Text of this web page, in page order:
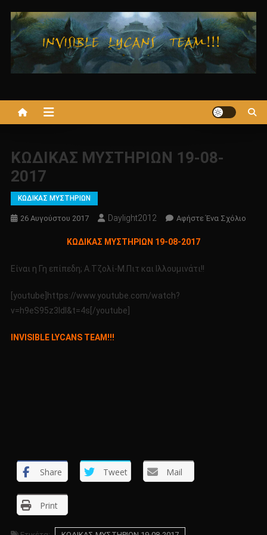
στο
περιεχόμενο
ΚΩΔΙΚΑΣ ΜΥΣΤΗΡΙΩΝ 19-08-
2017
ΚΩΔΙΚΑΣ ΜΥΣΤΗΡΙΩΝ
26 Αυγούστου 2017 Daylight2012 Αφήστε Ένα ΣχόλιοΓια
ΚΩΔΙΚΑΣ ΜΥΣΤΗΡΙΩΝ 19-08-2017
Είναι η Γη επίπεδη; Α.Τζολί-Μ.Πιτ και Ιλλουμινάτι!!
[youtube]https://www.youtube.com/watch?
v=h9eS95z3ldI&t=4s[/youtube]
INVISIBLE LYCANS TEAM!!!
Share Tweet Mail
Print